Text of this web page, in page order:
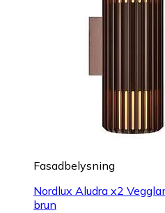
Fasadbelysning
Nordlux Aludra x2
brun